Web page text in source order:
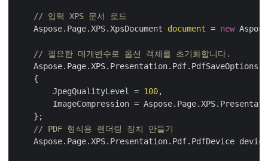
// 입력 XPS 문서 로드
    Aspose.Page.XPS.XpsDocument
document = new
// 필요한 매개변수로 옵션 객체를 초기화합니다.
Aspose.Page.XPS.Presentation.Pdf.PdfSaveOptions
    {
        JpegQualityLevel =
100,
ImageCompression =
    };
// PDF 형식용 렌더링 장치 만들기
Aspose.Page.XPS.Presentation.Pdf.PdfDevice